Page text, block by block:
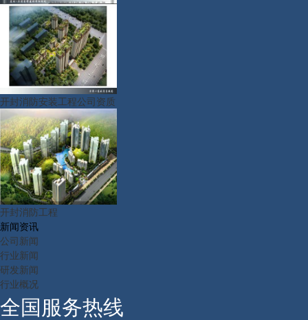
开封消防安装工程公司资质
开封消防工程
新闻资讯
公司新闻
行业新闻
研发新闻
行业概况
全国服务热线